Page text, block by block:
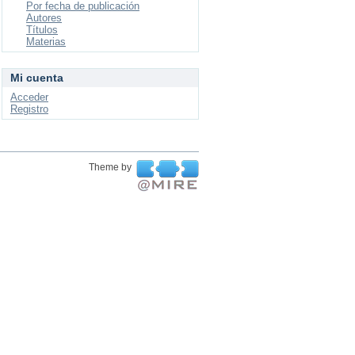
Por fecha de publicación
Autores
Títulos
Materias
Mi cuenta
Acceder
Registro
Theme by